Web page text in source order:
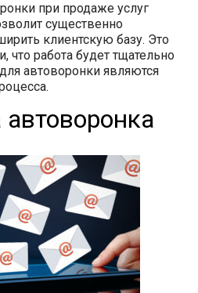
при продаже услуг
существенно
клиентскую базу. Это
что работа будет тщательно
автоворонки являются